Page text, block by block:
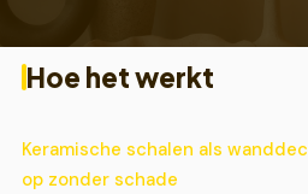
Hoe het werkt
Keramische schalen als
op zonder schade